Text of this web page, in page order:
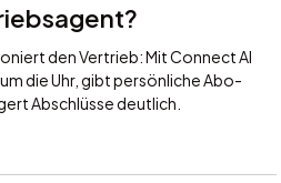
Lesezeit
Republic 24/7 mit
den Vertrieb: Mit Connect AI
die Uhr, gibt persönliche Abo-